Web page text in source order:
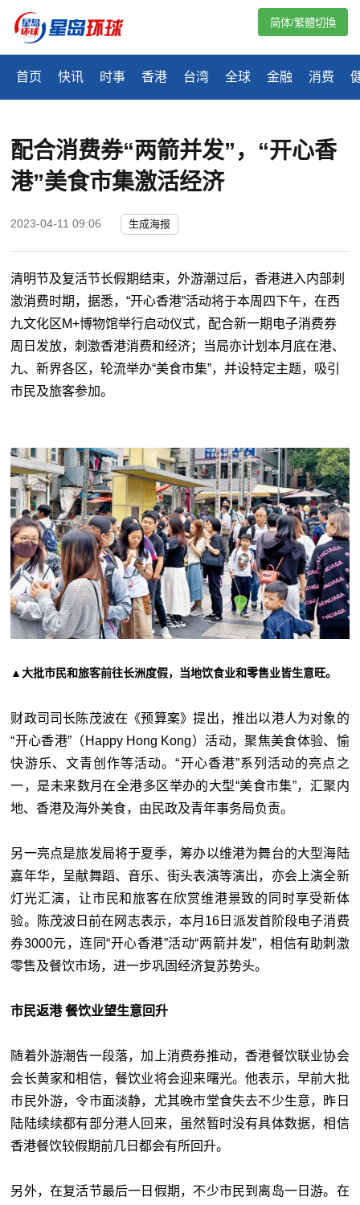
首页 快讯 时事 香港 台湾 全球 金融 消费
简体/繁體切換
配合消费券“两箭并发”，“开心香
港”美食市集激活经济
2023-04-11 09:06 生成海报
清明节及复活节长假期结束，外游潮过后，香港进入内部刺
激消费时期，据悉，“开心香港”活动将于本周四下午，在西
九文化区M+博物馆举行启动仪式，配合新一期电子消费券
周日发放，刺激香港消费和经济；当局亦计划本月底在港、
九、新界各区，轮流举办“美食市集”，并设特定主题，吸引
市民及旅客参加。
▲大批市民和旅客前往长洲度假，当地饮食业和零售业皆生意旺。
财政司司长陈茂波在《预算案》提出，推出以港人为对象的
“开心香港”（Happy Hong Kong）活动，聚焦美食体验、愉
快游乐、文青创作等活动。“开心香港”系列活动的亮点之
一，是未来数月在全港多区举办的大型“美食市集”，汇聚内
地、香港及海外美食，由民政及青年事务局负责。
另一亮点是旅发局将于夏季，筹办以维港为舞台的大型海陆
嘉年华，呈献舞蹈、音乐、街头表演等演出，亦会上演全新
灯光汇演，让市民和旅客在欣赏维港景致的同时享受新体
验。陈茂波日前在网志表示，本月16日派发首阶段电子消费
券3000元，连同“开心香港”活动“两箭并发”，相信有助刺激
零售及餐饮市场，进一步巩固经济复苏势头。
市民返港 餐饮业望生意回升
随着外游潮告一段落，加上消费券推动，香港餐饮联业协会
会长黄家和相信，餐饮业将会迎来曙光。他表示，早前大批
市民外游，令市面淡静，尤其晚市堂食失去不少生意，昨日
陆陆续续都有部分港人回来，虽然暂时没有具体数据，相信
香港餐饮较假期前几日都会有所回升。
另外，在复活节最后一日假期，不少市民到离岛一日游。在